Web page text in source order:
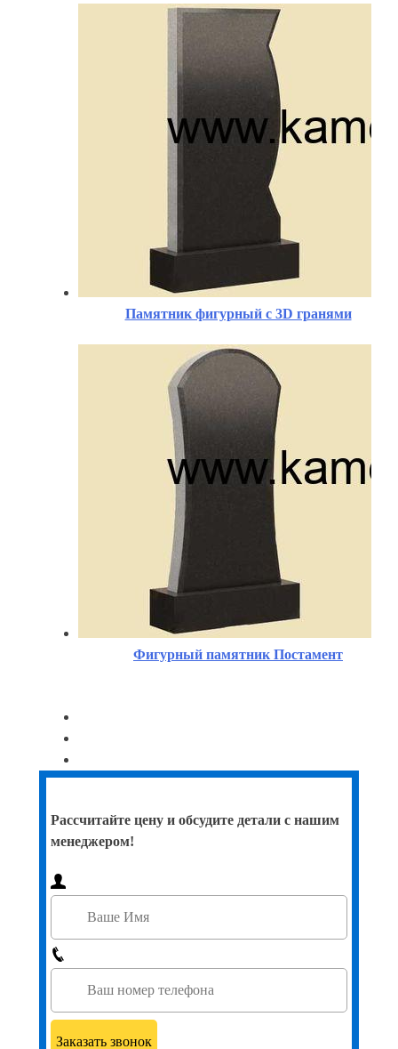
Памятник фигурный с 3D гранями
Фигурный памятник Постамент
Рассчитайте цену и обсудите детали с нашим
менеджером!